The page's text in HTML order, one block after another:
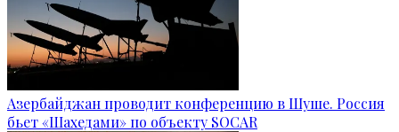
Азербайджан проводит конференцию в Шуше. Россия
бьет «Шахедами» по объекту SOCAR